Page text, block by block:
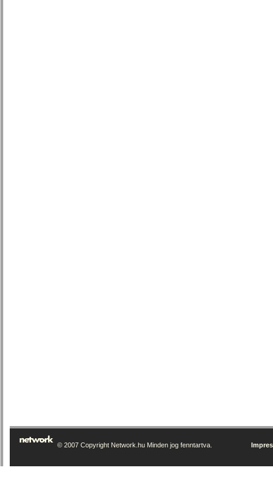
© 2007 Copyright Network.hu Minden jog fenntartva.